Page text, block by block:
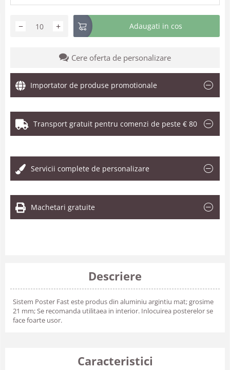
+
− Adaugati in cos
Cere oferta de personalizare
Importator de produse promotionale
Transport gratuit pentru comenzi de peste € 80
Servicii complete de personalizare
Machetari gratuite
Descriere
Sistem Poster Fast este produs din aluminiu argintiu mat; grosime
21 mm; Se recomanda utilitaea in interior. Inlocuirea posterelor se
face foarte usor.
Caracteristici